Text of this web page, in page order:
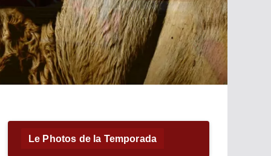
Le Photos de la Temporada